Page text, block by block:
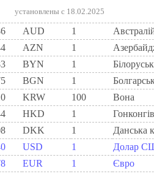
установлены c 18.02.2025
AUD 1
AZN 1
BYN 1
BGN 1
KRW 100 Вона
HKD 1
DKK 1 Данська
USD 1 Долар
EUR 1 Євро